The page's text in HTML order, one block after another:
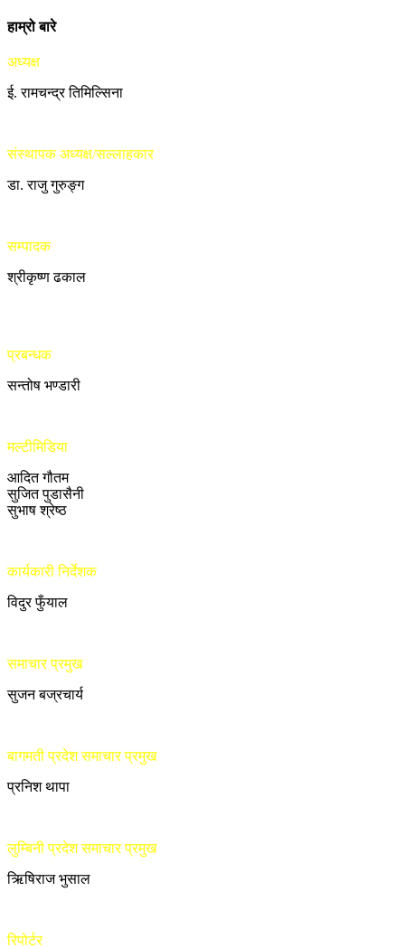
हाम्रो बारे
अध्यक्ष
ई. रामचन्द्र तिमिल्सिना
संस्थापक अध्यक्ष/सल्लाहकार
डा. राजु गुरुङ्ग
सम्पादक
श्रीकृष्ण ढकाल
प्रबन्धक
सन्तोष भण्डारी
मल्टीमिडिया
आदित गौतम
सुजित पुडासैनी
सुभाष श्रेष्ठ
कार्यकारी निर्देशक
विदुर फुँयाल
समाचार प्रमुख
सुजन बज्रचार्य
बागमती प्रदेश समाचार प्रमुख
प्रनिश थापा
लुम्बिनी प्रदेश समाचार प्रमुख
ऋिषिराज भुसाल
रिपोर्टर